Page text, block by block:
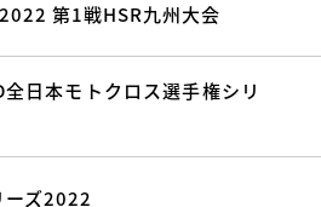
第1戦HSR九州大会
日本モトクロス選手権シリ
ーズ2022